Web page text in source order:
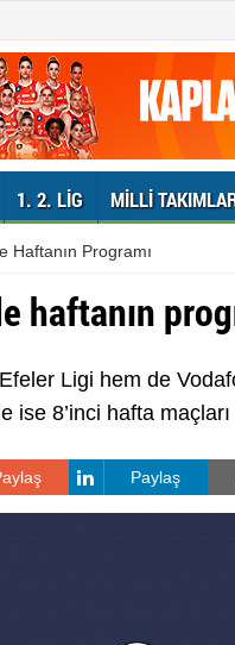
1. 2. LIG MILLI
Haftanın Programı
haftanın
Ligi hem de
ise 8’inci hafta
Paylaş